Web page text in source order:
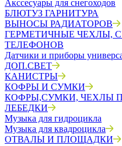
Акссесуары для снегоходов
БЛЮТУЗ ГАРНИТУРА
ВЫНОСЫ РАДИАТОРОВ
ГЕРМЕТИЧНЫЕ ЧЕХЛЫ,
ТЕЛЕФОНОВ
Датчики и приборы
ДОП.СВЕТ
КАНИСТРЫ
КОФРЫ И СУМКИ
КОФРЫ,СУМКИ, ЧЕХЛЫ
ЛЕБЕДКИ
Музыка для гидроцикла
Музыка для квадроцикла
ОТВАЛЫ И ПЛОЩАДКИ